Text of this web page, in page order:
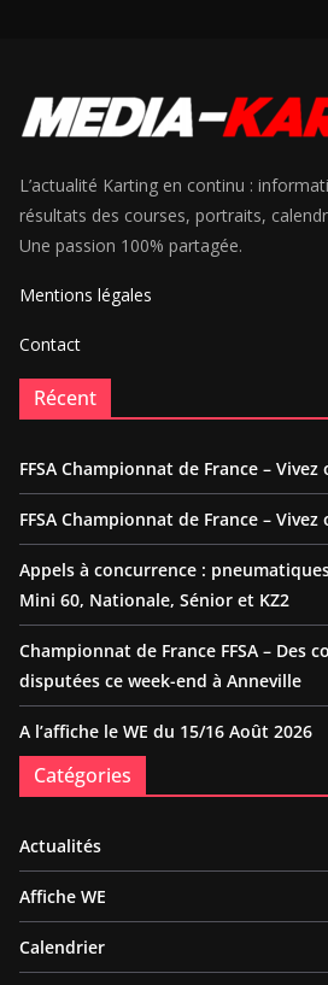
L’actualité Karting en continu :
résultats des courses, portraits,
Une passion 100% partagée.
Mentions légales
Contact
Récent
FFSA Championnat de France –
FFSA Championnat de France –
Appels à concurrence :
Mini 60, Nationale, Sénior et KZ2
Championnat de France FFSA – Des
disputées ce week-end à Anneville
A l’affiche le WE du 15/16 Août 2026
Catégories
Actualités
Affiche WE
Calendrier